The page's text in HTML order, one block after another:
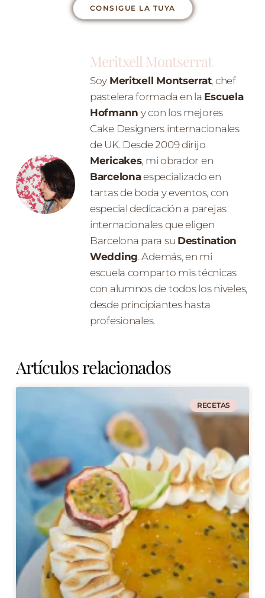
CONSIGUE LA TUYA
Meritxell Montserrat
Soy Meritxell Montserrat, chef
pastelera formada en la Escuela
Hofmann y con los mejores
Cake Designers internacionales
de UK. Desde 2009 dirijo
Mericakes, mi obrador en
Barcelonaespecializado en
tartas de boda y eventos, con
especial dedicación a parejas
internacionales que eligen
Barcelona para su Destination
Wedding. Además, en mi
escuela comparto mis técnicas
con alumnos de todos los niveles,
desde principiantes hasta
profesionales.
Artículos relacionados
RECETAS